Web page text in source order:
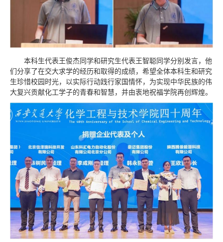
本科生代表王俊杰同学和研究生代表王智聪同学分别发言，他
们分享了在交大求学的经历和取得的成绩，希望全体本科生和研究
生珍惜校园时光，以实际行动践行家国情怀，为实现中华民族的伟
大复兴贡献化工学子的青春和智慧，并由衷地祝福学院再创辉煌。